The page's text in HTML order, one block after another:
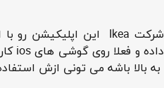
شرکت Ikea این اپلیکیشن رو با استفاده از
به بالا باشه می تونی ازش